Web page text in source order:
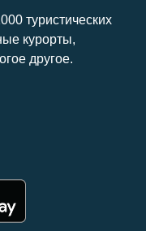
туристических
курорты,
другое.